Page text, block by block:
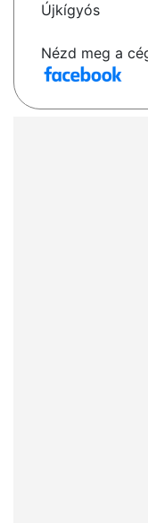
Újkígyós
Nézd meg a